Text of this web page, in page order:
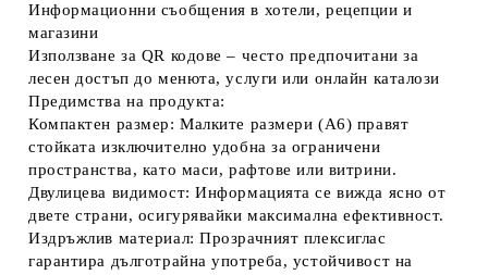
Информационни съобщения в хотели, рецепции и
магазини
Използване за QR кодове – често предпочитани за
лесен достъп до менюта, услуги или онлайн каталози
Предимства на продукта:
Компактен размер: Малките размери (A6) правят
стойката изключително удобна за ограничени
пространства, като маси, рафтове или витрини.
Двулицева видимост: Информацията се вижда ясно от
двете страни, осигурявайки максимална ефективност.
Издръжлив материал: Прозрачният плексиглас
гарантира дълготрайна употреба, устойчивост на